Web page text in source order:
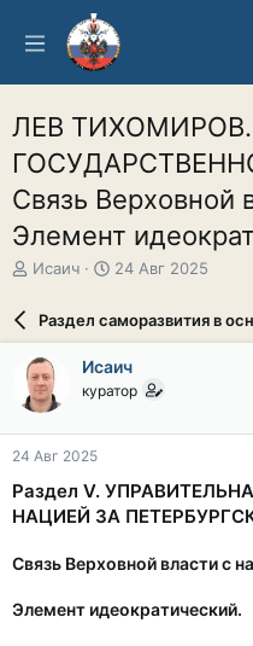
ЛЕВ
Связь Верховной
Элемент
А
о
р
т
е
м
ы
Исаич
Д
а
а
ч
л
24 Авг 2025
Раздел саморазвития в
Исаич
куратор
24 Авг 2025
Раздел V.
НАЦИЕЙ ЗА
Связь Верховной власти с
Элемент идеократический.